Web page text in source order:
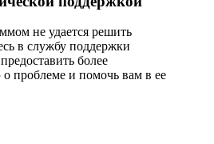
не удается решить
в службу поддержки
более
проблеме и помочь вам в ее